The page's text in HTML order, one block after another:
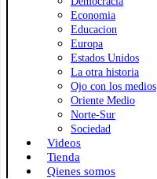
Economia
Educacion
Europa
Estados Unidos
La otra historia
Ojo con los medios
Oriente Medio
Norte-Sur
Sociedad
Videos
Tienda
Qienes somos